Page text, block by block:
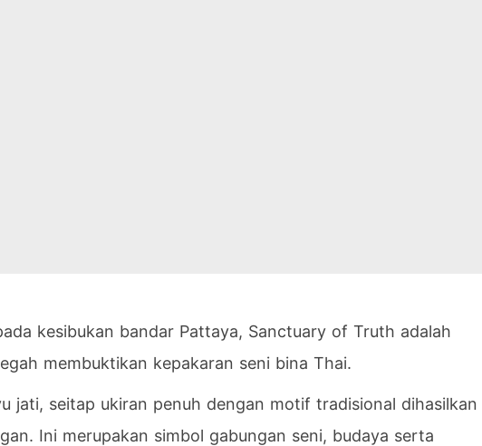
kesibukan bandar Pattaya, Sanctuary of Truth adalah
membuktikan kepakaran seni bina Thai.
jati, seitap ukiran penuh dengan motif tradisional dihasilkan
Ini merupakan simbol gabungan seni, budaya serta